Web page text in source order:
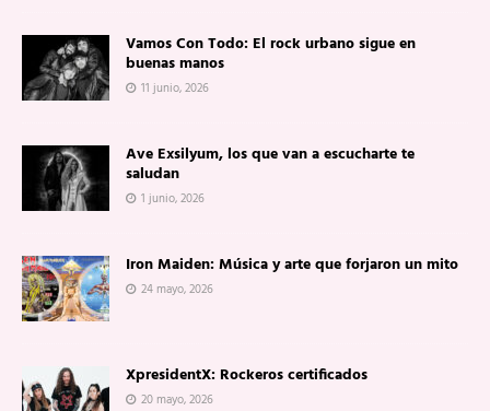
Vamos Con Todo: El rock urbano sigue en
buenas manos
11 junio, 2026
Ave Exsilyum, los que van a escucharte te
saludan
1 junio, 2026
Iron Maiden: Música y arte que forjaron un mito
24 mayo, 2026
XpresidentX: Rockeros certificados
20 mayo, 2026